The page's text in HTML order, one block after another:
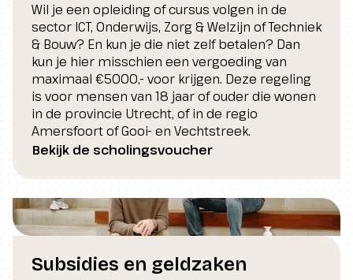
Wil je een opleiding of cursus volgen in de
sector ICT, Onderwijs, Zorg & Welzijn of Techniek
& Bouw? En kun je die niet zelf betalen? Dan
kun je hier misschien een vergoeding van
maximaal €5000,- voor krijgen. Deze regeling
is voor mensen van 18 jaar of ouder die wonen
in de provincie Utrecht, of in de regio
Amersfoort of Gooi- en Vechtstreek.
Bekijk de scholingsvoucher
Subsidies en geldzaken